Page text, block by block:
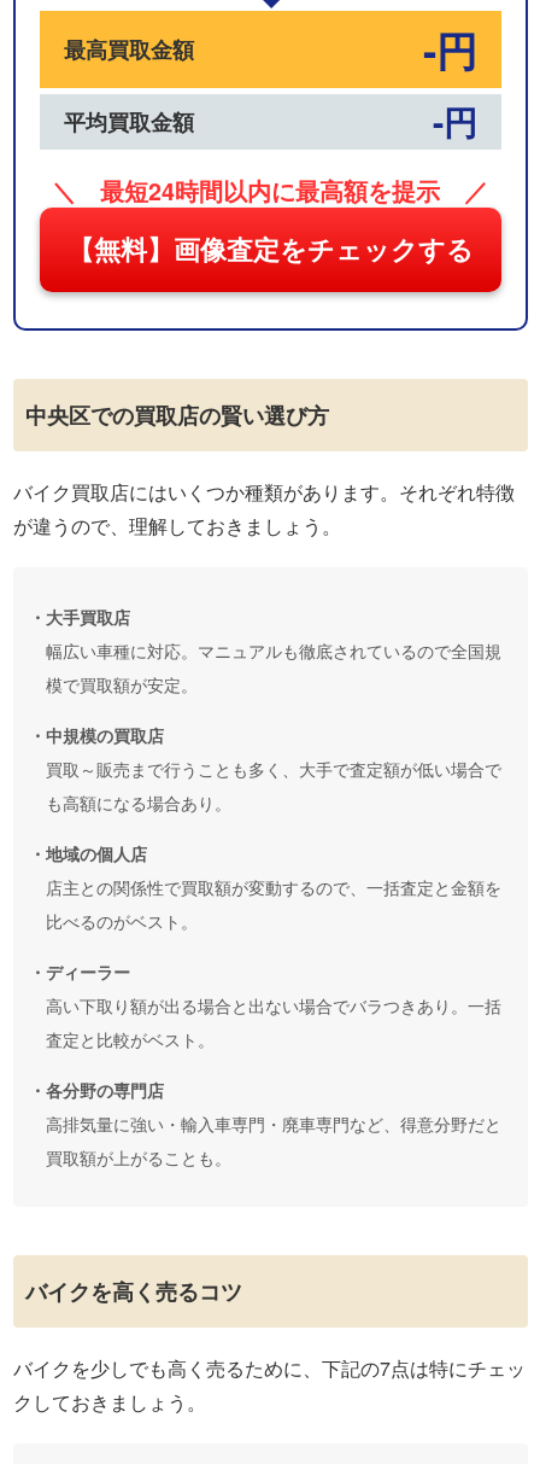
最高買取金額 -円
平均買取金額 -円
＼ 最短24時間以内に最高額を提示 ／
【無料】画像査定をチェックする
中央区での買取店の賢い選び方
バイク買取店にはいくつか種類があります。それぞれ特徴
が違うので、理解しておきましょう。
・大手買取店
幅広い車種に対応。マニュアルも徹底されているので全国規
模で買取額が安定。
・中規模の買取店
買取～販売まで行うことも多く、大手で査定額が低い場合で
も高額になる場合あり。
・地域の個人店
店主との関係性で買取額が変動するので、一括査定と金額を
比べるのがベスト。
・ディーラー
高い下取り額が出る場合と出ない場合でバラつきあり。一括
査定と比較がベスト。
・各分野の専門店
高排気量に強い・輸入車専門・廃車専門など、得意分野だと
買取額が上がることも。
バイクを高く売るコツ
バイクを少しでも高く売るために、下記の7点は特にチェッ
クしておきましょう。